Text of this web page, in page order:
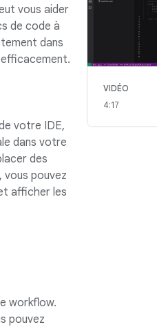
vous aider
de code à
dans
votre IDE,
dans votre
des
pouvez
afficher les
workflow.
pouvez
VIDÉO
4:17